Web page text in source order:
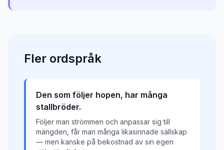
Fler ordspråk
Den som följer hopen, har många
stallbröder.
Följer man strömmen och anpassar sig till
mängden, får man många likasinnade sällskap
— men kanske på bekostnad av sin egen